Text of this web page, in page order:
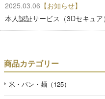
2025.03.06 【お知らせ】
本人認証サービス（3Dセキュ
商品カテゴリー
米・パン・麺（125）